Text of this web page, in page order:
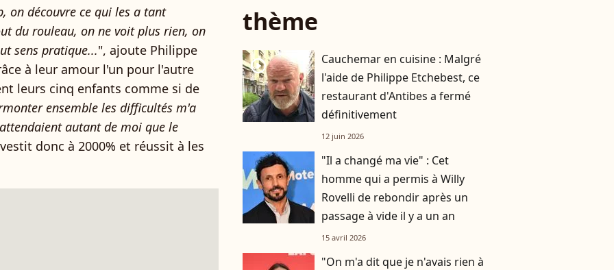
on découvre ce qui les a tant
du rouleau, on ne voit plus rien, on
sens pratique...", ajoute Philippe
à leur amour l'un pour l'autre
leurs cinq enfants comme si de
ensemble les difficultés m'a
autant de moi que le
donc à 2000% et réussit à les
thème
player2
Cauchemar en cuisine : Malgré
l'aide de Philippe Etchebest, ce
restaurant d'Antibes a fermé
définitivement
12 juin 2026
"Il a changé ma vie" : Cet
homme qui a permis à Willy
Rovelli de rebondir après un
passage à vide il y a un an
15 avril 2026
"On m'a dit que je n'avais rien à